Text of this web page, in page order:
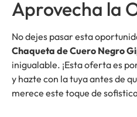
Aprovecha la
No dejes pasar esta
Chaqueta de Cuero Negro
inigualable. ¡Esta oferta es
y hazte con la tuya antes de
merece este toque de